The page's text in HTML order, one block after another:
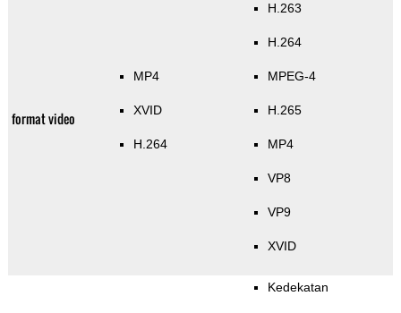
format video
MP4
XVID
H.264
H.263
H.264
MPEG-4
H.265
MP4
VP8
VP9
XVID
Kedekatan